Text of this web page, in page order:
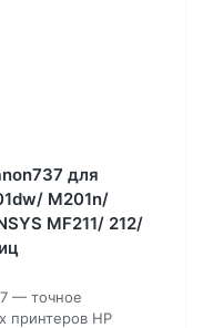
для
M201n/
MF211/ 212/
— точное
принтеров HP